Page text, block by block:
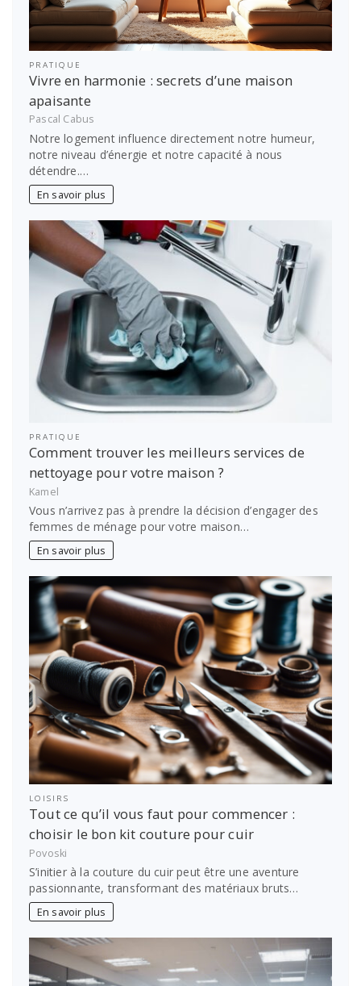
PRATIQUE
Vivre en harmonie : secrets d’une maison
apaisante
Pascal Cabus
Notre logement influence directement notre humeur,
notre niveau d’énergie et notre capacité à nous
détendre.…
En savoir plus
PRATIQUE
Comment trouver les meilleurs services de
nettoyage pour votre maison ?
Kamel
Vous n’arrivez pas à prendre la décision d’engager des
femmes de ménage pour votre maison…
En savoir plus
LOISIRS
Tout ce qu’il vous faut pour commencer :
choisir le bon kit couture pour cuir
Povoski
S’initier à la couture du cuir peut être une aventure
passionnante, transformant des matériaux bruts…
En savoir plus